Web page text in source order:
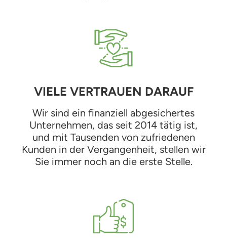
VIELE VERTRAUEN DARAUF
Wir sind ein finanziell abgesichertes
Unternehmen, das seit 2014 tätig ist,
und mit Tausenden von zufriedenen
Kunden in der Vergangenheit, stellen wir
Sie immer noch an die erste Stelle.